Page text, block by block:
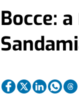
Bocce: